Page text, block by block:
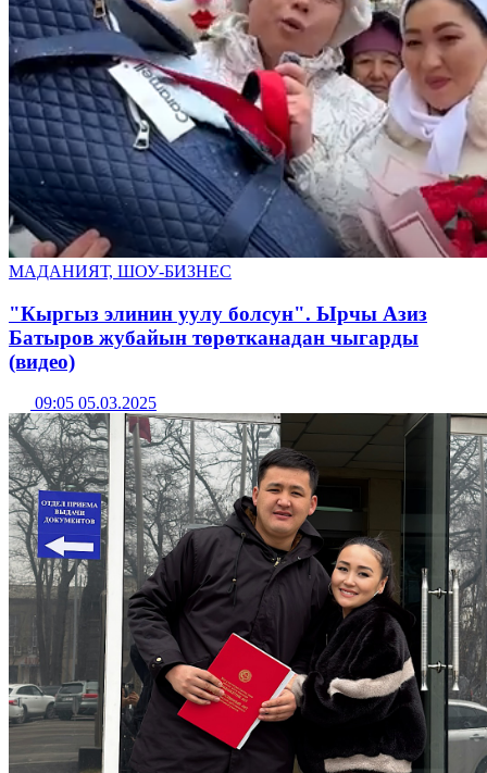
МАДАНИЯТ, ШОУ-БИЗНЕС
"Кыргыз элинин уулу болсун". Ырчы Азиз
Батыров жубайын төрөтканадан чыгарды
(видео)
09:05 05.03.2025